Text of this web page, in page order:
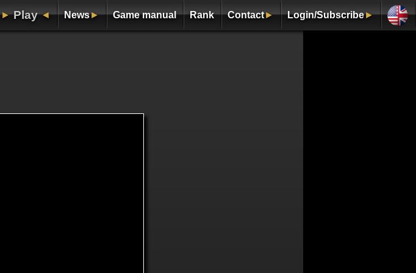
►Play◄ News► Game manual Rank Contact► Login/Subscribe►